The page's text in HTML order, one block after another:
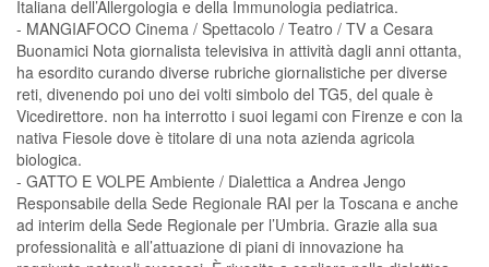
Italiana dell’Allergologia e della Immunologia pediatrica.
- MANGIAFOCO Cinema / Spettacolo / Teatro / TV a Cesara
Buonamici Nota giornalista televisiva in attività dagli anni ottanta,
ha esordito curando diverse rubriche giornalistiche per diverse
reti, divenendo poi uno dei volti simbolo del TG5, del quale è
Vicedirettore. non ha interrotto i suoi legami con Firenze e con la
nativa Fiesole dove è titolare di una nota azienda agricola
biologica.
- GATTO E VOLPE Ambiente / Dialettica a Andrea Jengo
Responsabile della Sede Regionale RAI per la Toscana e anche
ad interim della Sede Regionale per l’Umbria. Grazie alla sua
professionalità e all’attuazione di piani di innovazione ha